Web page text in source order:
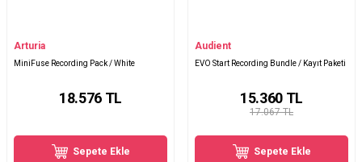
Arturia
MiniFuse Recording Pack / White
18.576TL
Sepete Ekle
Audient
EVO Start Recording Bundle / Kayıt Paketi
17.067 TL
15.360TL
Sepete Ekle